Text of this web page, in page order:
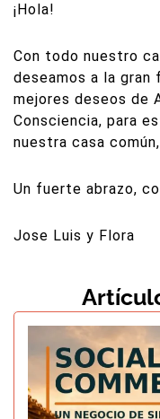
¡Hola!
Con todo nuestro
deseamos a la gran
mejores deseos de
Consciencia, para
nuestra casa
Un fuerte abrazo,
Jose Luis y Flora